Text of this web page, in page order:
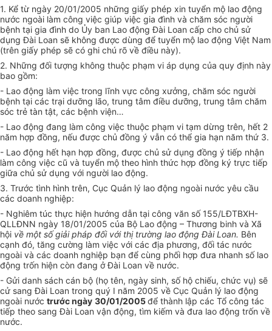
1. Kể từ ngày 20/01/2005 những giấy phép xin tuyển mộ lao động
nước ngoài làm công việc giúp việc gia đình và chăm sóc người
bệnh tại gia đình do Ủy ban Lao động Đài Loan cấp cho chủ sử
dụng Đài Loan sẽ không được dùng để tuyển mộ lao động Việt Nam
(trên giấy phép sẽ có ghi chú rõ về điều này).
2. Những đối tượng không thuộc phạm vi áp dụng của quy định này
bao gồm:
- Lao động làm việc trong lĩnh vực công xưởng, chăm sóc người
bệnh tại các trại dưỡng lão, trung tâm điều dưỡng, trung tâm chăm
sóc trẻ tàn tật, các bệnh viện…
- Lao động đang làm công việc thuộc phạm vi tạm dừng trên, hết 2
năm hợp đồng, nếu được chủ đồng ý vẫn có thể gia hạn năm thứ 3.
- Lao động hết hạn hợp đồng, được chủ sử dụng đồng ý tiếp nhận
làm công việc cũ và tuyển mộ theo hình thức hợp đồng ký trực tiếp
giữa chủ sử dụng với người lao động.
3. Trước tình hình trên, Cục Quản lý lao động ngoài nước yêu cầu
các doanh nghiệp:
- Nghiêm túc thực hiện hướng dẫn tại công văn số 155/LĐTBXH-
QLLĐNN ngày 18/01/2005 của Bộ Lao động – Thương binh và Xã
hội về một số giải pháp đối với thị trường lao động Đài Loan. Bên
cạnh đó, tăng cường làm việc với các địa phương, đối tác nước
ngoài và các doanh nghiệp bạn để cùng phối hợp đưa nhanh số lao
động trốn hiện còn đang ở Đài Loan về nước.
- Gửi danh sách cán bộ (họ tên, ngày sinh, số hộ chiếu, chức vụ) sẽ
cử sang Đài Loan trong quý I năm 2005 về Cục Quản lý lao động
ngoài nước trước ngày 30/01/2005để thành lập các Tổ công tác
tiếp theo sang Đài Loan vận động, tìm kiếm và đưa lao động trốn về
nước.